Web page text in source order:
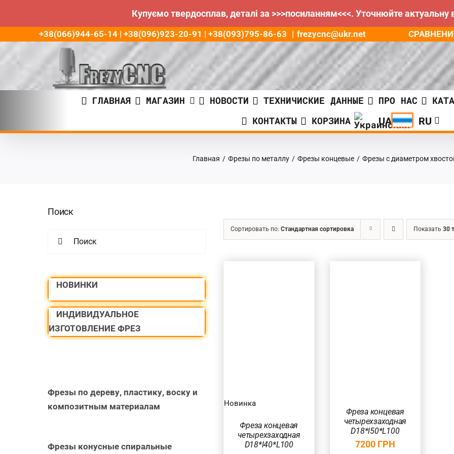
Купуємо твердосплав, деталі за >>>посиланням<<<. Уточнюйте
Пропустить
контента
+38(066)944-65-14 | +38(096)923-20-91 | +38(093)795-86-63 | frezycnc@ukr.net
ГЛАВНАЯ МАГАЗИН НОВОСТИ ТЕХНИЧИСКИЕ ДАННЫЕ ПРО НАС
КОНТАКТЫ
КОРЗИНА
Главная / Фрезы по металлу / Фрезы концевые / Фрезы с диаметром
ГРН
4(1)
Сортировать по: Стандартная сортировка Показать 30
Новинка
БЫСТРЫЙ
Фреза концевая
четырехзаходная
D18*l40*L100
Фреза концевая
четырехзаходная
D18*l50*L100
7200 ГРН
Поиск
НОВИНКИ
ИНДИВИДУАЛЬНОЕ
ИЗГОТОВЛЕНИЕ ФРЕЗ
Фрезы по дереву, пластику, воску и
композитным материалам
Фрезы конусные спиральные